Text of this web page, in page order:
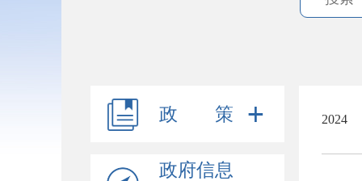
政 策
政府信息
2024